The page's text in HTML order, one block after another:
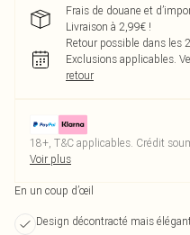
Frais de douane et
Livraison à 2,99€ !
Retour possible dans les
Exclusions applicables.
retour
18+, T&C applicables. Crédit
Voir plus
En un coup d’œil
Design décontracté mais